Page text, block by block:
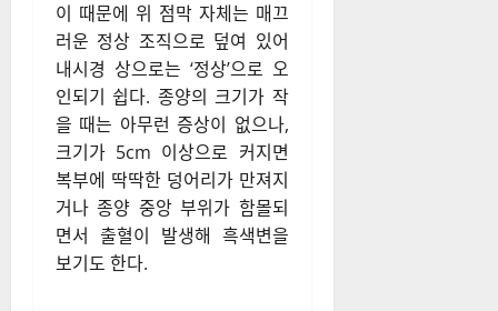
이 때문에 위 점막 자체는 매끄
러운 정상 조직으로 덮여 있어
내시경 상으로는 ‘정상’으로 오
인되기 쉽다. 종양의 크기가 작
을 때는 아무런 증상이 없으나,
크기가 5cm 이상으로 커지면
복부에 딱딱한 덩어리가 만져지
거나 종양 중앙 부위가 함몰되
면서 출혈이 발생해 흑색변을
보기도 한다.